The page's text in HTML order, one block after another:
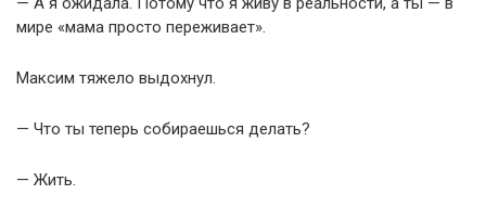
мире «мама просто переживает».
Максим тяжело выдохнул.
— Что ты теперь собираешься делать?
— Жить.